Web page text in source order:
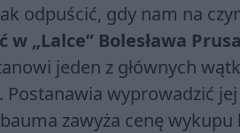
odpuścić, gdy nam na
„Lalce” Bolesława
jeden z głównych
wyprowadzić
zawyża cenę